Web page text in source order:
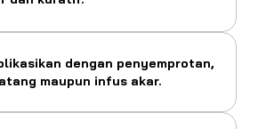
dengan penyemprotan,
maupun infus akar.